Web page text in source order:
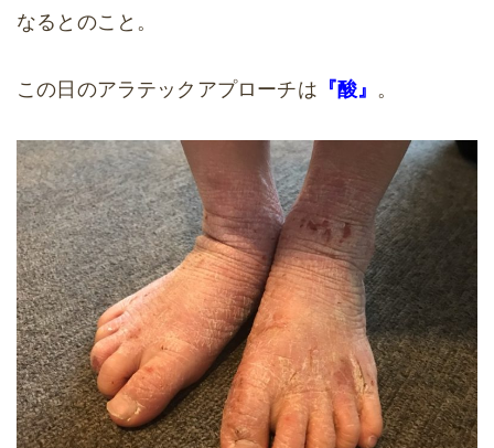
なるとのこと。
この日のアラテックアプローチは 『酸』 。